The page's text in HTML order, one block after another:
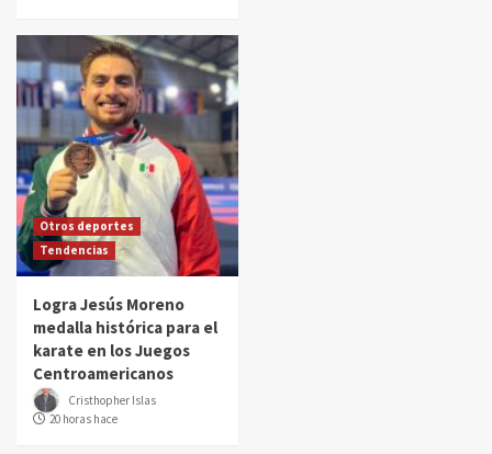
Otros deportes
Tendencias
Logra Jesús Moreno
medalla histórica para el
karate en los Juegos
Centroamericanos
Cristhopher Islas
20 horas hace